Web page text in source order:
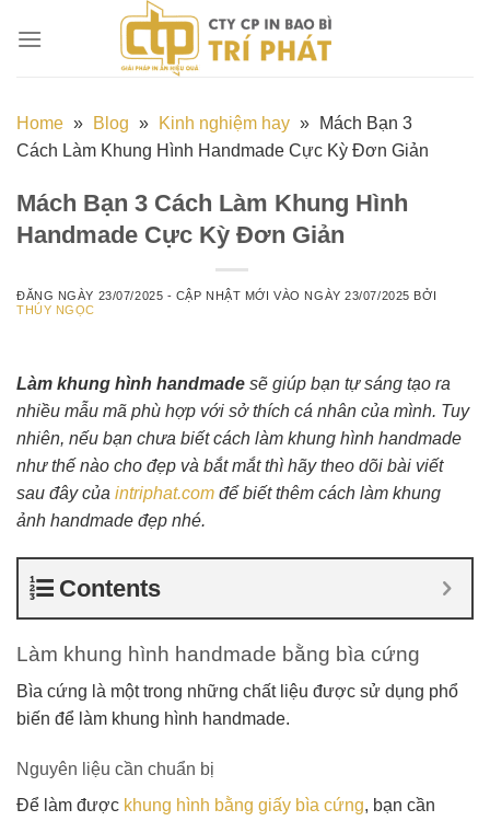
đến
Home » Blog » Kinh nghiệm hay »
Mách Bạn 3
Cách Làm Khung Hình Handmade Cực Kỳ Đơn Giản
Mách Bạn 3 Cách Làm Khung Hình
Handmade Cực Kỳ Đơn Giản
ĐĂNG NGÀY 23/07/2025 - CẬP NHẬT MỚI VÀO NGÀY23/07/2025 BỞI
THÚY NGỌC
Làm khung hình handmade sẽ giúp bạn tự sáng tạo ra
nhiều mẫu mã phù hợp với sở thích cá nhân của mình. Tuy
nhiên, nếu bạn chưa biết cách làm khung hình handmade
như thế nào cho đẹp và bắt mắt thì hãy theo dõi bài viết
sau đây của intriphat.com để biết thêm cách làm khung
ảnh handmade đẹp nhé.
Contents
Làm khung hình handmade bằng bìa cứng
Bìa cứng là một trong những chất liệu được sử dụng phổ
biến để làm khung hình handmade.
Nguyên liệu cần chuẩn bị
Để làm được khung hình bằng giấy bìa cứng, bạn cần